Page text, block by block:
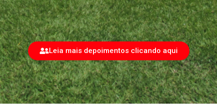
Leia mais depoimentos clicando aqui